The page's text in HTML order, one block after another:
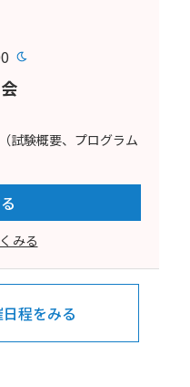
試験概要、プログラム
みる
程をみる